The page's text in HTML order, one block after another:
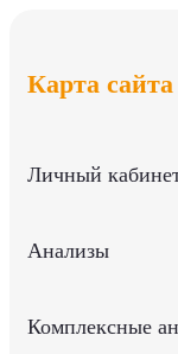
Карта сайта
Личный
Анализы
Комплексные